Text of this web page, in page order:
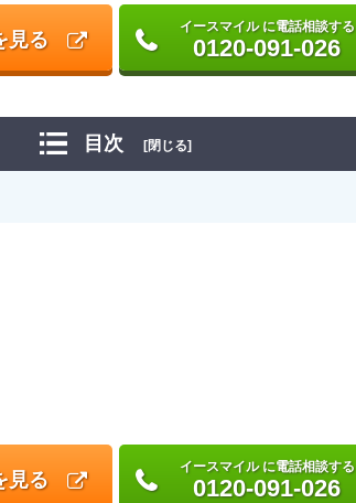
見る
イースマイル に電話相談する
0120-091-026
目次 [閉じる]
見る
イースマイル に電話相談する
0120-091-026